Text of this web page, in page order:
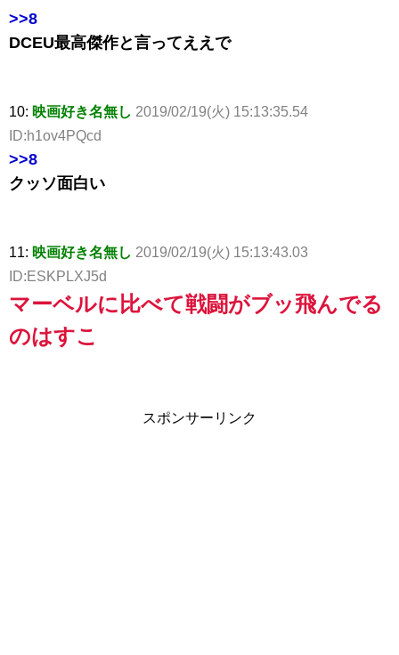
>>8
DCEU最高傑作と言ってええで
10: 映画好き名無し 2019/02/19(火) 15:13:35.54
ID:h1ov4PQcd
>>8
クッソ面白い
11: 映画好き名無し 2019/02/19(火) 15:13:43.03
ID:ESKPLXJ5d
マーベルに比べて戦闘がブッ飛んでる
のはすこ
スポンサーリンク